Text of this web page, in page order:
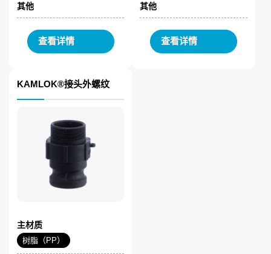
其他
查看详情
其他
查看详情
KAMLOK®接头外螺纹
主材质
树脂（PP）